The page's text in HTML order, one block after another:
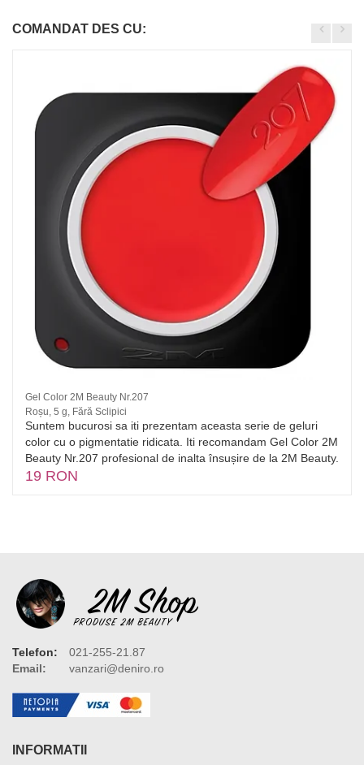
COMANDAT DES CU:
Gel Color 2M Beauty Nr.207
Roșu, 5 g, Fără Sclipici
Suntem bucurosi sa iti prezentam aceasta serie de geluri
color cu o pigmentatie ridicata. Iti recomandam Gel Color 2M
Beauty Nr.207 profesional de inalta însușire de la 2M Beauty.
19 RON
Telefon:
021-255-21.87
Email:
vanzari@deniro.ro
INFORMATII